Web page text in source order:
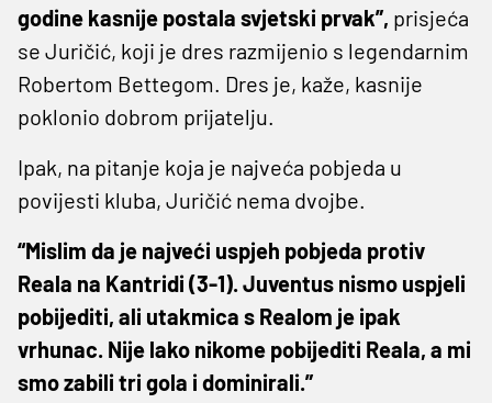
godine kasnije postala svjetski prvak”, prisjeća
se Juričić, koji je dres razmijenio s legendarnim
Robertom Bettegom. Dres je, kaže, kasnije
poklonio dobrom prijatelju.
Ipak, na pitanje koja je najveća pobjeda u
povijesti kluba, Juričić nema dvojbe.
“Mislim da je najveći uspjeh pobjeda protiv
Reala na Kantridi (3-1). Juventus nismo uspjeli
pobijediti, ali utakmica s Realom je ipak
vrhunac. Nije lako nikome pobijediti Reala, a mi
smo zabili tri gola i dominirali.”